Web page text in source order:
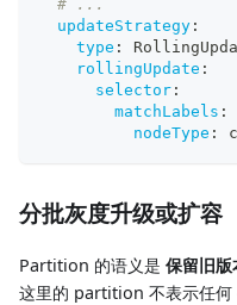
# ...
updateStrategy :
type :
rollingUpdate :
selector :
matchLabels :
nodeType :
分批灰度升级或扩容
Partition 的语义是 保留旧
这里的 partition 不表示任何